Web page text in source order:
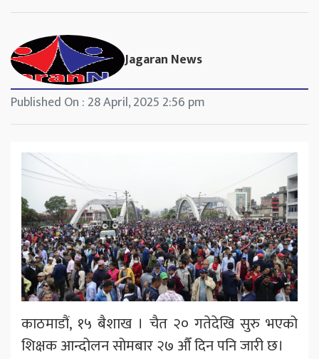
Jagaran News
Published On : 28 April, 2025 2:56 pm
काठमाडौं, १५ बैशाख । चैत २० गतेदेखि सुरु भएको
शिक्षक आन्दोलन सोमबार २७ औँ दिन पनि जारी छ।